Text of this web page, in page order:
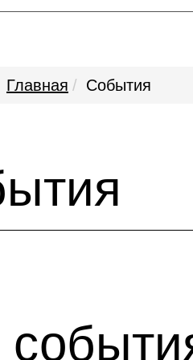
Главная События